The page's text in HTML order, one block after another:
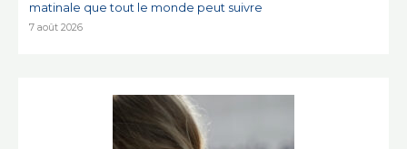
matinale que tout le monde peut suivre
7 août 2026